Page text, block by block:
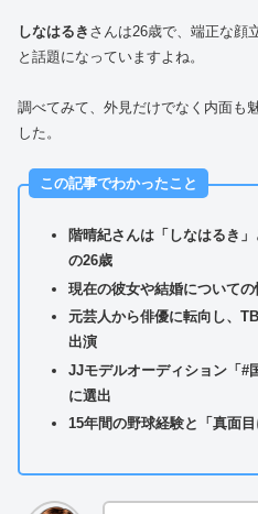
しなはるき さんは26歳で、端正な顔
と話題になっていますよね。
調べてみて、外見だけでなく内面も
した。
この記事でわかったこと
階晴紀さんは「しなはるき
の26歳
現在の彼女や結婚について
元芸人から俳優に転向し、
出演
JJモデルオーディション「#
に選出
15年間の野球経験と「真面